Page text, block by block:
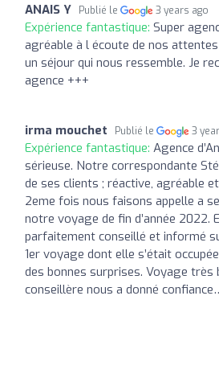
ANAIS Y Publié le 3 years ago
Expérience fantastique: Super
agréable à l écoute de nos
un séjour qui nous ressemble. Je
agence +++
irma mouchet Publié le 3
Expérience fantastique: Agence
sérieuse. Notre correspondante
de ses clients ; réactive, agréable
2eme fois nous faisons appelle a
notre voyage de fin d’année 2022.
parfaitement conseillé et informé
1er voyage dont elle s’était
des bonnes surprises. Voyage très
conseillère nous a donné